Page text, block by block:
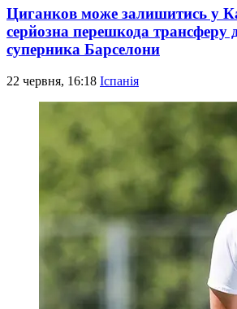
Циганков може залишитись у
серйозна перешкода трансферу
суперника Барселони
22 червня, 16:18 Іспанія